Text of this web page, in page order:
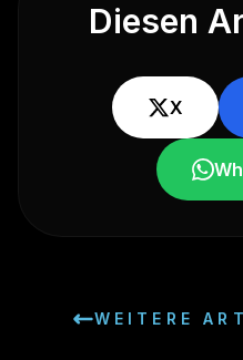
Diesen
X
WEITERE